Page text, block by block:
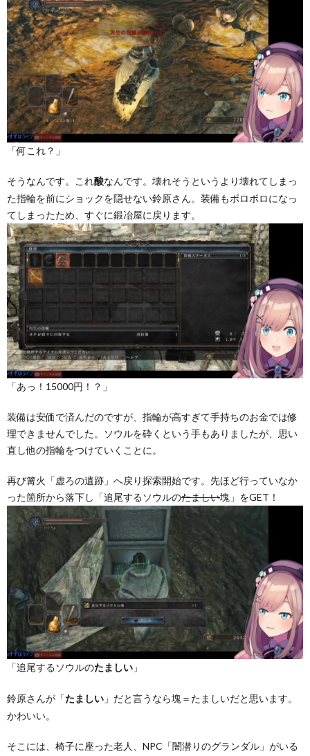
「何これ？」
そうなんです。これ酸なんです。壊れそうというより壊れてしまっ
た指輪を前にショックを隠せない鈴原さん。装備もボロボロになっ
てしまったため、すぐに鍛冶屋に戻ります。
「あっ！15000円！？」
装備は安価で済んだのですが、指輪が高すぎて手持ちのお金では修
理できませんでした。ソウルを砕くという手もありましたが、思い
直し他の指輪をつけていくことに。
再び篝火「虚ろの遺跡」へ戻り探索開始です。先ほど行っていなか
った箇所から落下し「追尾するソウルのたましい塊」をGET！
「追尾するソウルのたましい 」
鈴原さんが「たましい 」だと言うなら塊＝たましいだと思います。
かわいい。
そこには、椅子に座った老人、NPC「闇潜りのグランダル」がいる